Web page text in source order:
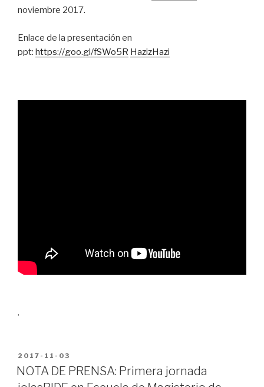
noviembre 2017.
Enlace de la presentación en
ppt: https://goo.gl/fSWo5R HazizHazi
.
PUBLICADO
EN
2017-11-03
NOTA DE PRENSA: Primera jornada